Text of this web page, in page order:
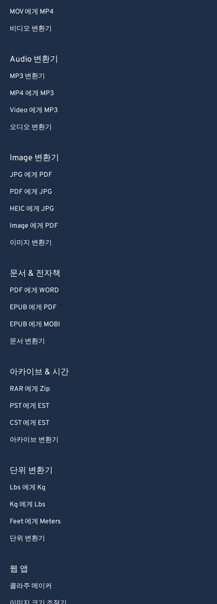
MOV 에게 MP4
비디오 변환기
Audio 변환기
MP3 변환기
MP4 에게 MP3
Video 에게 MP3
오디오 변환기
Image 변환기
JPG 에게 PDF
PDF 에게 JPG
HEIC 에게 JPG
Image 에게 PDF
이미지 변환기
문서 & 전자책
PDF 에게 WORD
EPUB 에게 PDF
EPUB 에게 MOBI
문서 변환기
아카이브 & 시간
RAR 에게 Zip
PST 에게 EST
CST 에게 EST
아카이브 변환기
단위 변환기
Lbs 에게 Kg
Kg 에게 Lbs
Feet 에게 Meters
단위 변환기
웹 앱
콜라주 메이커